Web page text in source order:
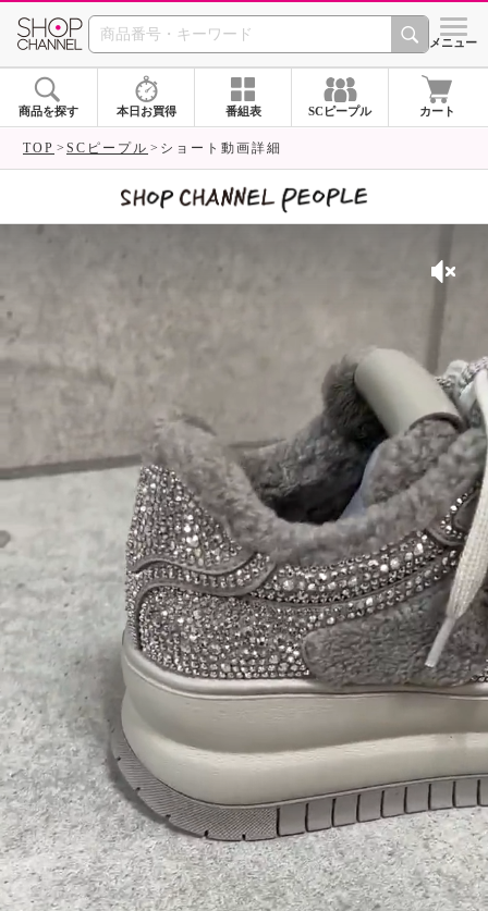
SHOP CHANNEL シメニュー
商品を探す 本日お買得 番組表 SCピープル カート
TOP SCピープル ショート動画詳細